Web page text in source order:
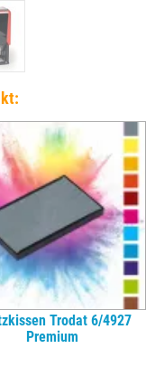
Trodat 6/4927
Premium